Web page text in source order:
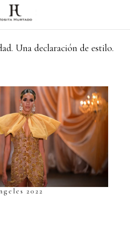
Una declaración de estilo.
2022